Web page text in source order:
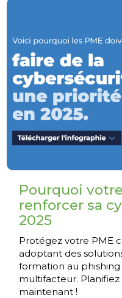
Pourquoi
renforcer sa
2025
Protégez votre PME
adoptant des
formation au
multifacteur.
maintenant !